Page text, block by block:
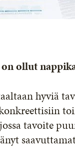
ollut
hyviä
tavoite